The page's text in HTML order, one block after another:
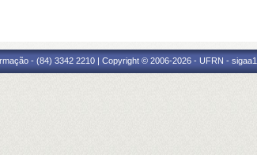
- (84) 3342 2210 | Copyright © 2006-2026 - UFRN -